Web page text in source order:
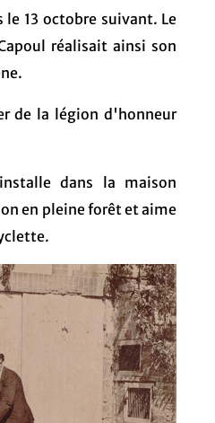
le 13 octobre suivant. Le
réalisait ainsi son
de la légion d'honneur
dans la maison
en pleine forêt et aime